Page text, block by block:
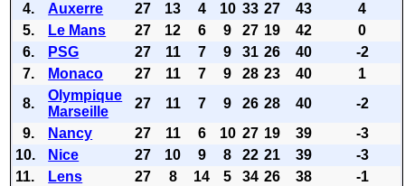
4.
Auxerre 27 13 4 10 33 27 43
4
5.
Le Mans 27 12 6 9 27 19 42
0
6.
PSG 27 11 7 9 31 26 40
-2
7.
Monaco 27 11 7 9 28 23 40
1
8.
Olympique
Marseille
27 11 7 9 26 28 40
-2
9.
Nancy 27 11 6 10 27 19 39
-3
10.
Nice 27 10 9 8 22 21 39
-3
11.
Lens 27 8 14 5 34 26 38
-1